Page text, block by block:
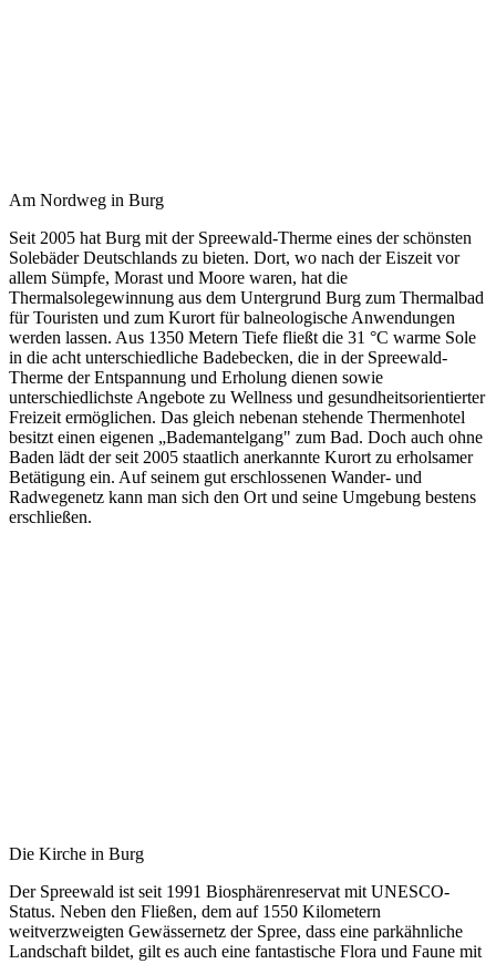
Am Nordweg in Burg
Seit 2005 hat Burg mit der Spreewald-Therme eines der schönsten
Solebäder Deutschlands zu bieten. Dort, wo nach der Eiszeit vor
allem Sümpfe, Morast und Moore waren, hat die
Thermalsolegewinnung aus dem Untergrund Burg zum Thermalbad
für Touristen und zum Kurort für balneologische Anwendungen
werden lassen. Aus 1350 Metern Tiefe fließt die 31 °C warme Sole
in die acht unterschiedliche Badebecken, die in der Spreewald-
Therme der Entspannung und Erholung dienen sowie
unterschiedlichste Angebote zu Wellness und gesundheitsorientierter
Freizeit ermöglichen. Das gleich nebenan stehende Thermenhotel
besitzt einen eigenen „Bademantelgang" zum Bad. Doch auch ohne
Baden lädt der seit 2005 staatlich anerkannte Kurort zu erholsamer
Betätigung ein. Auf seinem gut erschlossenen Wander- und
Radwegenetz kann man sich den Ort und seine Umgebung bestens
erschließen.
Die Kirche in Burg
Der Spreewald ist seit 1991 Biosphärenreservat mit UNESCO-
Status. Neben den Fließen, dem auf 1550 Kilometern
weitverzweigten Gewässernetz der Spree, dass eine parkähnliche
Landschaft bildet, gilt es auch eine fantastische Flora und Faune mit